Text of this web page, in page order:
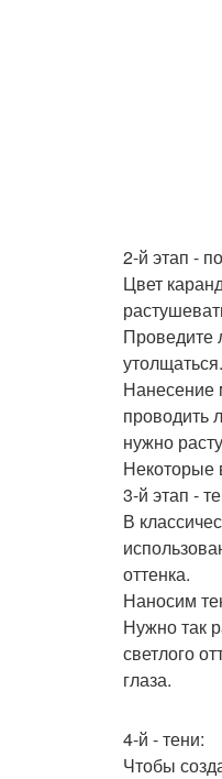
2-й этап -
Цвет
Проведите
Нанесение
проводить
нужно
Некоторые
3-й этап -
В
оттенка.
Наносим
Нужно так
светлого
глаза.
4-й - тени:
Чтобы